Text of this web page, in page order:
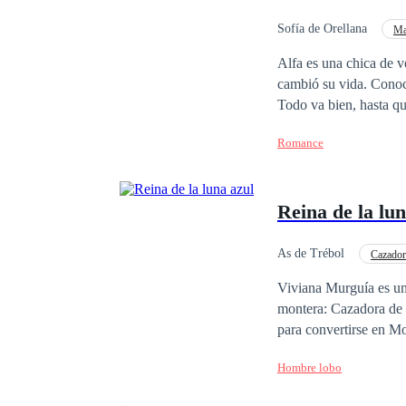
Sofía de Orellana
Alfa es una chica de
cambió su vida.
Todo va bien, hasta
policía con sólidos
Romance
Reina de la
As de Trébol Cazador
Viviana Murguía es
montera: Cazadora
para convertirse en
Lucas, el hombre del
Hombre lobo